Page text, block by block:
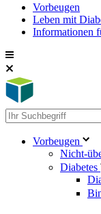
Vorbeugen
Leben mit
Informationen
Vorbeugen
Nicht-
Diabetes